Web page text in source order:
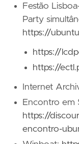
Festão
Party
https://
https://
https://
Internet
Encontro em
https://
encontro-